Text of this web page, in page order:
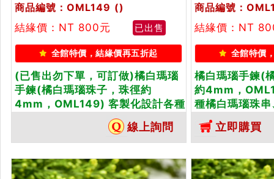
商品編號：OML149 ()
結緣價：NT 800元
已出售
全館特價，結緣價再五折起
(已售出勿下單，可訂做)橘白瑪瑙
手鍊(橘白瑪瑙珠子，珠徑約
4mm，OML149) 客製化設計各種
橘白瑪瑙珠串、橘白瑪瑙珠子、橘
白瑪瑙手鍊、橘白瑪瑙手珠。★附
東方翡翠寶石保證卡
線上詢問
商品編號：
結緣價：NT
全館特價
橘白瑪瑙手鍊(
約4mm，
種橘白瑪瑙珠
橘白瑪瑙手鍊
附東方翡翠寶
立即購買